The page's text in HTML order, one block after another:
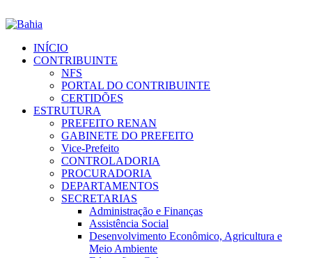
INÍCIO
CONTRIBUINTE
NFS
PORTAL DO CONTRIBUINTE
CERTIDÕES
ESTRUTURA
PREFEITO RENAN
GABINETE DO PREFEITO
Vice-Prefeito
CONTROLADORIA
PROCURADORIA
DEPARTAMENTOS
SECRETARIAS
Administração e Finanças
Assistência Social
Desenvolvimento Econômico, Agricultura e
Meio Ambiente